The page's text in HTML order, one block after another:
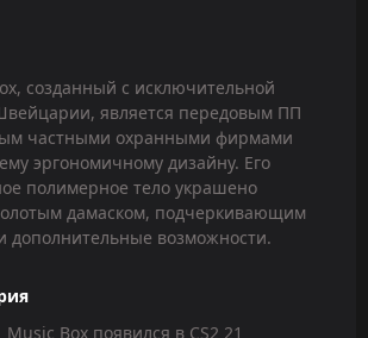
созданный с исключительной
является передовым ПП
частными охранными фирмами
эргономичному дизайну. Его
полимерное тело украшено
дамаском, подчеркивающим
дополнительные возможности.
Box появился в CS2 21